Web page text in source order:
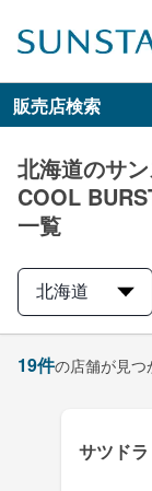
販売店検索
北海道のサ
COOL
一覧
北海道
19件の店舗が見つ
サツド